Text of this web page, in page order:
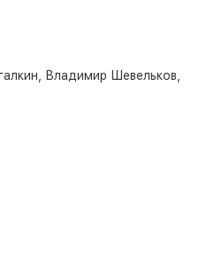
Владимир Шевельков,